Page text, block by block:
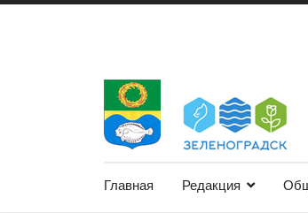
Главная Редакция